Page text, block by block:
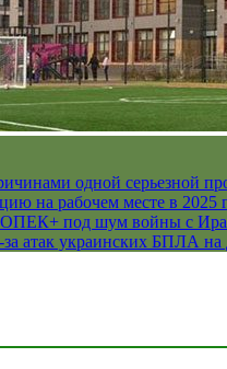
одной серьезной
на рабочем месте в 2025
ОПЕК+ под шум войны с
за атак украинских БПЛА